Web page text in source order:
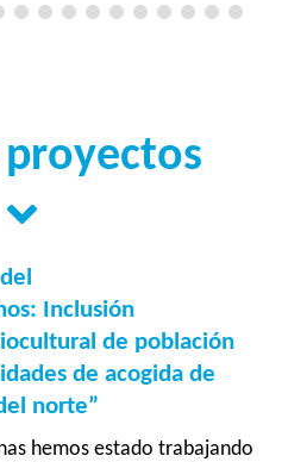
Inclusión
de población
de acogida de
norte”
hemos estado trabajando